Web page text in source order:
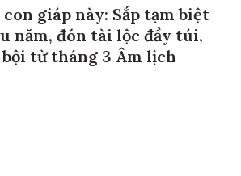
giáp này: Sắp tạm biệt
năm, đón tài lộc đầy túi,
bội từ tháng 3 Âm lịch